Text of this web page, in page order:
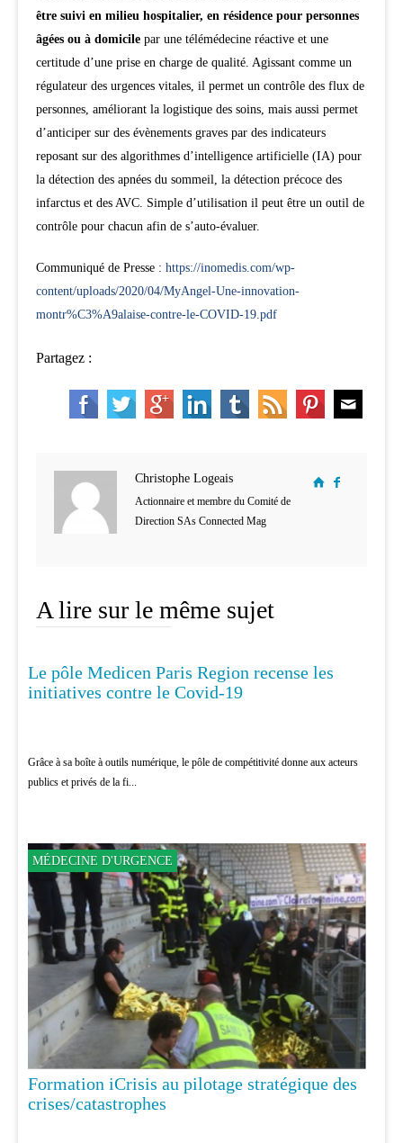
être suivi en milieu hospitalier, en résidence pour personnes
âgées ou à domicile par une télémédecine réactive et une
certitude d’une prise en charge de qualité. Agissant comme un
régulateur des urgences vitales, il permet un contrôle des flux de
personnes, améliorant la logistique des soins, mais aussi permet
d’anticiper sur des évènements graves par des indicateurs
reposant sur des algorithmes d’intelligence artificielle (IA) pour
la détection des apnées du sommeil, la détection précoce des
infarctus et des AVC. Simple d’utilisation il peut être un outil de
contrôle pour chacun afin de s’auto-évaluer.
Communiqué de Presse : https://inomedis.com/wp-
content/uploads/2020/04/MyAngel-Une-innovation-
montr%C3%A9alaise-contre-le-COVID-19.pdf
Partagez :
Christophe Logeais
Actionnaire et membre du Comité de
Direction SAs Connected Mag
A lire sur le même sujet
MÉDECINE
Le pôle Medicen Paris Region recense les
initiatives contre le Covid-19
Grâce à sa boîte à outils numérique, le pôle de compétitivité donne aux acteurs
publics et privés de la fi...
MÉDECINE D'URGENCE
Formation iCrisis au pilotage stratégique des
crises/catastrophes